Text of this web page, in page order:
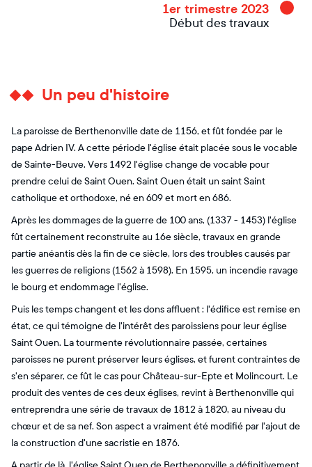
1er trimestre 2023
Début des travaux
Un peu d'histoire
La paroisse de Berthenonville date de 1156, et fût fondée par le
pape Adrien IV. A cette période l'église était placée sous le vocable
de Sainte-Beuve. Vers 1492 l'église change de vocable pour
prendre celui de Saint Ouen. Saint Ouen était un saint Saint
catholique et orthodoxe, né en 609 et mort en 686.
Après les dommages de la guerre de 100 ans, (1337 - 1453) l'église
fût certainement reconstruite au 16e siècle, travaux en grande
partie anéantis dès la fin de ce siècle, lors des troubles causés par
les guerres de religions (1562 à 1598). En 1595, un incendie ravage
le bourg et endommage l'église.
Puis les temps changent et les dons affluent : l'édifice est remise en
état, ce qui témoigne de l'intérêt des paroissiens pour leur église
Saint Ouen. La tourmente révolutionnaire passée, certaines
paroisses ne purent préserver leurs églises, et furent contraintes de
s'en séparer, ce fût le cas pour Château-sur-Epte et Molincourt. Le
produit des ventes de ces deux églises, revint à Berthenonville qui
entreprendra une série de travaux de 1812 à 1820, au niveau du
chœur et de sa nef. Son aspect a vraiment été modifié par l'ajout de
la construction d'une sacristie en 1876.